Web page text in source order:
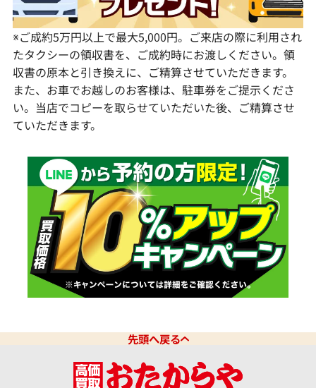
※ご成約5万円以上で最大5,000円。ご来店の際に利用され
たタクシーの領収書を、ご成約時にお渡しください。領
収書の原本と引き換えに、ご精算させていただきます。
また、お車でお越しのお客様は、駐車券をご提示くださ
い。当店でコピーを取らせていただいた後、ご精算させ
ていただきます。
先頭へ戻る